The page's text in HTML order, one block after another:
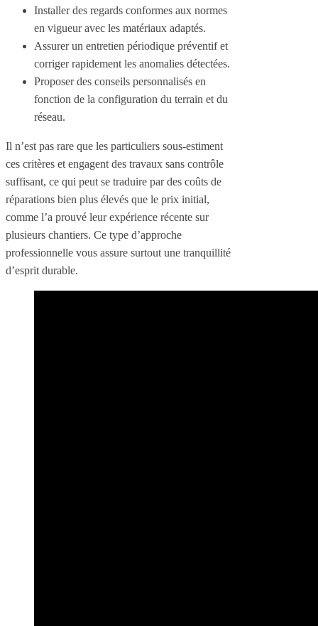
Installer des regards conformes aux normes
en vigueur avec les matériaux adaptés.
Assurer un entretien périodique préventif et
corriger rapidement les anomalies détectées.
Proposer des conseils personnalisés en
fonction de la configuration du terrain et du
réseau.
Il n’est pas rare que les particuliers sous-estiment
ces critères et engagent des travaux sans contrôle
suffisant, ce qui peut se traduire par des coûts de
réparations bien plus élevés que le prix initial,
comme l’a prouvé leur expérience récente sur
plusieurs chantiers. Ce type d’approche
professionnelle vous assure surtout une tranquillité
d’esprit durable.